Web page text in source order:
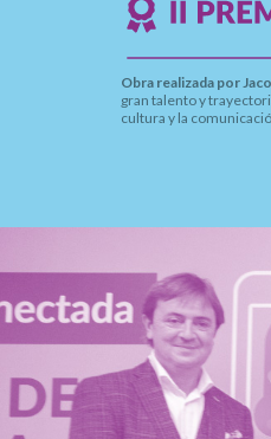
Obra realizada por
gran talento y
cultura y la